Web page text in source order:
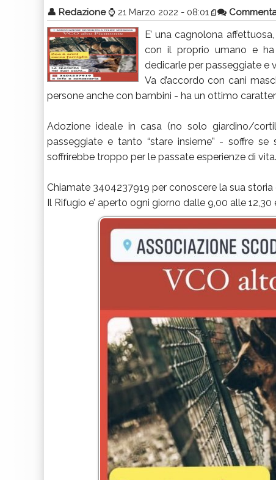
👤 Redazione ⌚ 21 Marzo 2022 - 08:01
E’ una cagnolona
con il proprio umano e
dedicarle per passeggiate e
Va d’accordo con cani
persone anche con bambini - ha un ottimo
Adozione ideale in casa (no solo giardino/
passeggiate e tanto “stare insieme” - soffre
soffrirebbe troppo per le passate esperienze di vita.
Chiamate 3404237919 per conoscere la sua
Il Rifugio e’ aperto ogni giorno dalle 9,00 alle 12,30